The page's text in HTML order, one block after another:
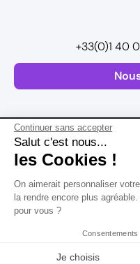
Continuer sans accepter
Salut c'est nous...
les Cookies !
On aimerait personnaliser
la rendre encore plus
pour vous ?
Je choisis
+33(0)1 40
Conditions
Version
Rechercher